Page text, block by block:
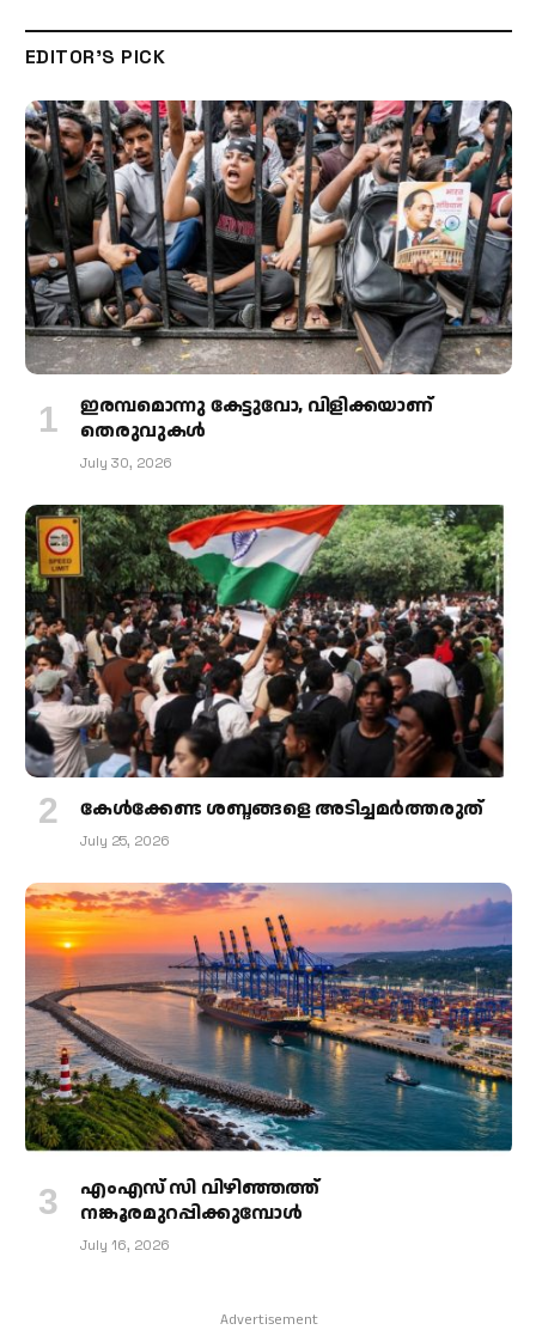
EDITOR'S PICK
ഇരമ്പമൊന്നു കേട്ടുവോ, വിളിക്കയാണ്
തെരുവുകള്‍
July 30, 2026
കേള്‍ക്കേണ്ട ശബ്ദങ്ങളെ അടിച്ചമര്‍ത്തരുത്
July 25, 2026
എംഎസ് സി വിഴിഞ്ഞത്ത്
നങ്കൂരമുറപ്പിക്കുമ്പോള്‍
July 16, 2026
Advertisement